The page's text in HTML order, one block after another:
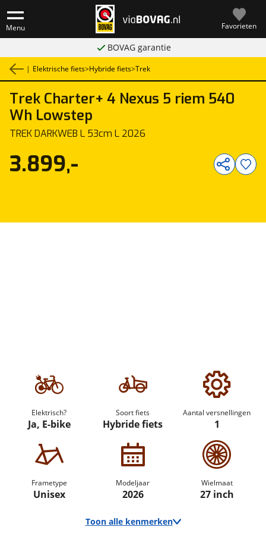
Menu Favorieten
BOVAG garantie
| Elektrische fiets>Hybride fiets>Trek
Trek Charter+ 4 Nexus 5 riem 540
Wh Lowstep
TREK DARKWEB L 53cm L 2026
1/1
Elektrisch?
Ja, E-bike
Soort fiets
Hybride fiets
Aantal versnellingen
1
Frametype
Unisex
Modeljaar
2026
Wielmaat
27 inch
Toon alle kenmerken
3.899,-